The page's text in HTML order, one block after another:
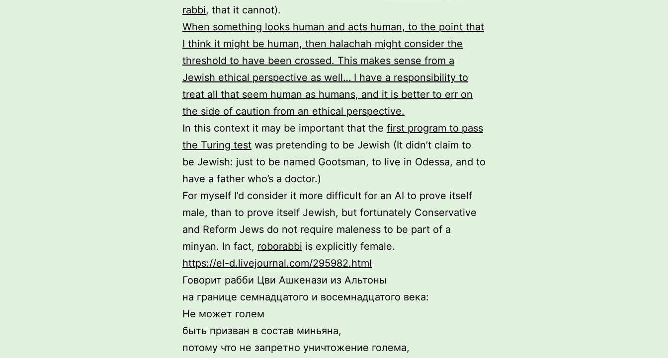
rabbi, that it cannot).
When something looks human and acts human, to the point that
I think it might be human, then halachah might consider the
threshold to have been crossed. This makes sense from a
Jewish ethical perspective as well… I have a responsibility to
treat all that seem human as humans, and it is better to err on
the side of caution from an ethical perspective.
In this context it may be important that the first program to pass
the Turing test was pretending to be Jewish (It didn’t claim to
be Jewish: just to be named Gootsman, to live in Odessa, and to
have a father who’s a doctor.)
For myself I’d consider it more difficult for an AI to prove itself
male, than to prove itself Jewish, but fortunately Conservative
and Reform Jews do not require maleness to be part of a
minyan. In fact, roborabbi is explicitly female.
https://el-d.livejournal.com/295982.html
Говорит рабби Цви Ашкенази из Альтоны
на границе семнадцатого и восемнадцатого века:
Не может голем
быть призван в состав миньяна,
потому что не запретно уничтожение голема,